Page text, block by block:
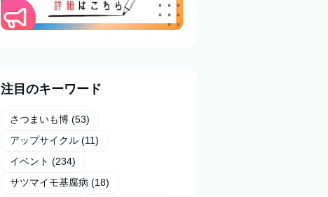
注目のキーワード
さつまいも博 (53)
アップサイクル (11)
イベント (234)
サツマイモ基腐病 (18)